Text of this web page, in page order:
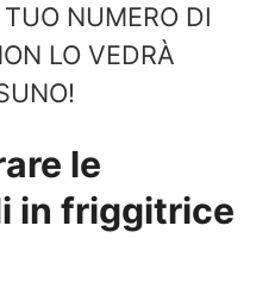
NUMERO DI
LO VEDRÀ
le
in friggitrice